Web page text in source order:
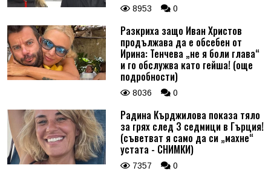
8953 0
Разкриха защо Иван Христов
продължава да е обсебен от
Ирина: Тенчева „не я боли глава“
и го обслужва като гейша! (още
подробности)
8036 0
Радина Кърджилова показа тяло
за грях след 3 седмици в Гърция!
(съветват я само да си „махне“
устата - СНИМКИ)
7357 0